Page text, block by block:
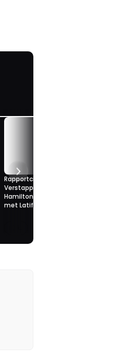
Rapportcijfers Imola:
Verstappen grandioos,
Hamilton en Ferrari meten zich
met Latifi